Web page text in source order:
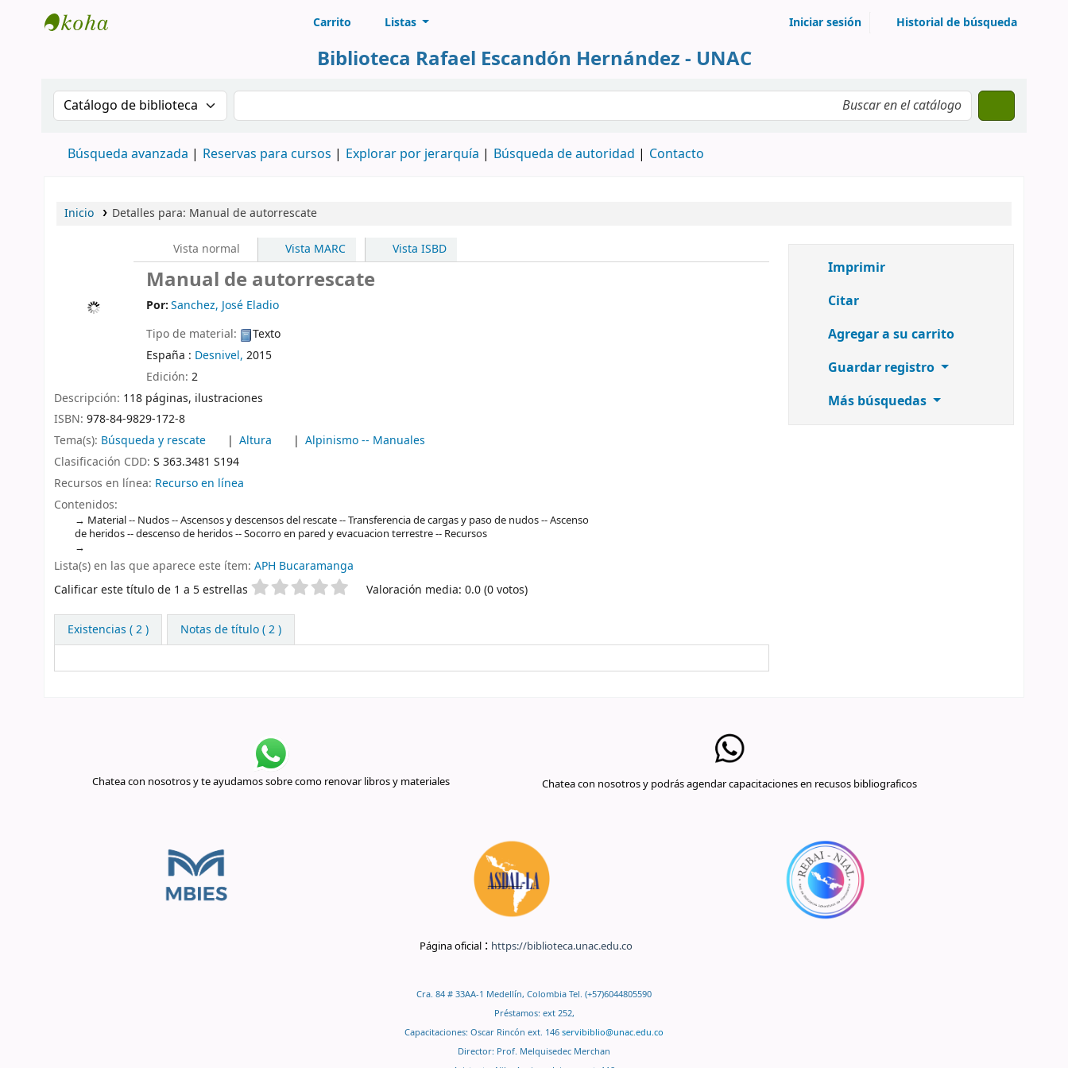
Biblioteca Rafael Escandón Hernández
Carrito Listas Iniciar sesión Historial de búsqueda
Biblioteca Rafael Escandón Hernández - UNAC
Buscar en el catálogo por:Buscar en el catálogo
Búsqueda avanzada Reservas para cursos Explorar por jerarquía Búsqueda de autoridad Contacto
Inicio Detalles para: Manual de autorrescate
Vista normal Vista MARC Vista ISBD
Manual de autorrescate
Por:Sanchez, José Eladio
Tipo de material:
Texto
España : Desnivel, 2015
Edición: 2
Descripción: 118 páginas, ilustraciones
ISBN: 978-84-9829-172-8
Tema(s): Búsqueda y rescate Altura
Alpinismo -- Manuales
Clasificación CDD: S 363.3481 S194
Recursos en línea: Recurso en línea
Contenidos:
Material -- Nudos -- Ascensos y descensos del rescate -- Transferencia de cargas y paso de nudos -- Ascenso
de heridos -- descenso de heridos -- Socorro en pared y evacuacion terrestre -- Recursos
Lista(s) en las que aparece este ítem: APH Bucaramanga
Valoración
Calificar este título de 1 a 5 estrellas Valoración media: 0.0 (0 votos)
Existencias ( 2 ) Notas de título ( 2 )
Imprimir
Citar
Agregar a su carrito
Guardar registro
Más búsquedas
Chatea con nosotros y te ayudamos sobre como renovar libros y materiales Chatea con nosotros y podrás agendar capacitaciones en recusos bibliograficos
Página oficial : https://biblioteca.unac.edu.co
Cra. 84 # 33AA-1 Medellín, Colombia Tel. (+57)6044805590
Préstamos: ext 252,
Capacitaciones: Oscar Rincón ext. 146 servibiblio@unac.edu.co
Director: Prof. Melquisedec Merchan